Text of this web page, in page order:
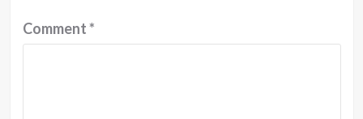
Comment*